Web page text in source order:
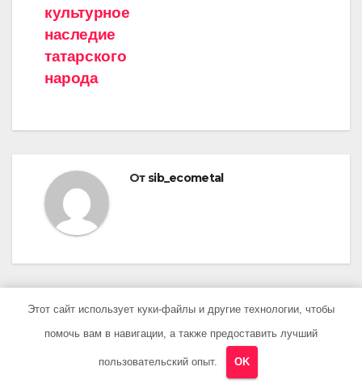
культурное
наследие
татарского
народа
От sib_ecometal
ПОХОЖАЯ ЗАПИСЬ
Этот сайт использует куки-файлы и другие технологии, чтобы
помочь вам в навигации, а также предоставить лучший
пользовательский опыт. OK